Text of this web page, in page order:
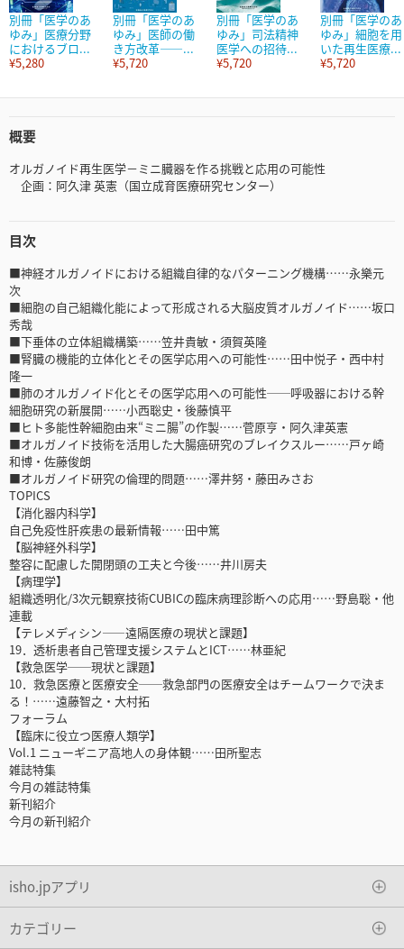
別冊「医学のあ
ゆみ」医療分野
におけるブロ...
¥5,280
別冊「医学のあ
ゆみ」医師の働
き方改革――...
¥5,720
別冊「医学のあ
ゆみ」司法精神
医学への招待...
¥5,720
別冊「医学のあ
ゆみ」細胞を用
いた再生医療...
¥5,720
概要
オルガノイド再生医学－ミニ臓器を作る挑戦と応用の可能性
企画：阿久津 英憲（国立成育医療研究センター）
目次
■神経オルガノイドにおける組織自律的なパターニング機構……永樂元
次
■細胞の自己組織化能によって形成される大脳皮質オルガノイド……坂口
秀哉
■下垂体の立体組織構築……笠井貴敏・須賀英隆
■腎臓の機能的立体化とその医学応用への可能性……田中悦子・西中村
隆一
■肺のオルガノイド化とその医学応用への可能性──呼吸器における幹
細胞研究の新展開……小西聡史・後藤慎平
■ヒト多能性幹細胞由来“ミニ腸”の作製……菅原亨・阿久津英憲
■オルガノイド技術を活用した大腸癌研究のブレイクスルー……戸ヶ崎
和博・佐藤俊朗
■オルガノイド研究の倫理的問題……澤井努・藤田みさお
TOPICS
【消化器内科学】
自己免疫性肝疾患の最新情報……田中篤
【脳神経外科学】
整容に配慮した開閉頭の工夫と今後……井川房夫
【病理学】
組織透明化/3次元観察技術CUBICの臨床病理診断への応用……野島聡・他
連載
【テレメディシン――遠隔医療の現状と課題】
19．透析患者自己管理支援システムとICT……林亜紀
【救急医学──現状と課題】
10．救急医療と医療安全──救急部門の医療安全はチームワークで決ま
る！……遠藤智之・大村拓
フォーラム
【臨床に役立つ医療人類学】
Vol.1 ニューギニア高地人の身体観……田所聖志
雑誌特集
今月の雑誌特集
新刊紹介
今月の新刊紹介
isho.jpアプリ
カテゴリー